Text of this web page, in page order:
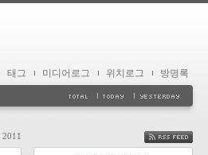
태그 미디어로그 위치로그 방명록
FEED